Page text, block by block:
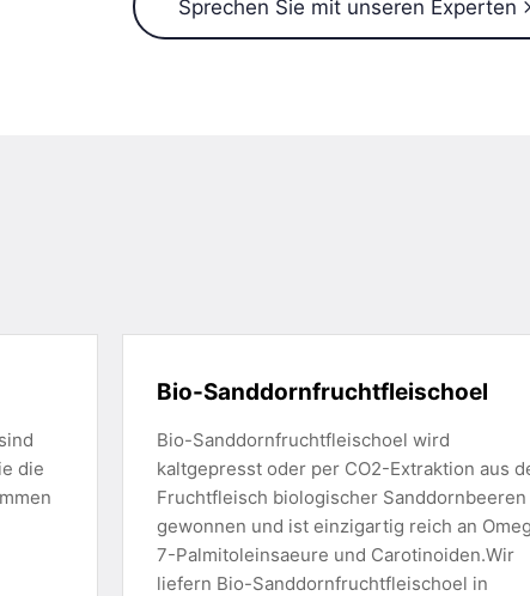
Sprechen Sie mit unseren Experten
die
Bio-Sanddornfruchtfleischoel
Bio-Sanddornfruchtfleischoel wird
kaltgepresst oder per CO2-Extraktion aus
Fruchtfleisch biologischer Sanddornbeeren
gewonnen und ist einzigartig reich an
7-Palmitoleinsaeure und Carotinoiden.Wir
liefern Bio-Sanddornfruchtfleischoel in